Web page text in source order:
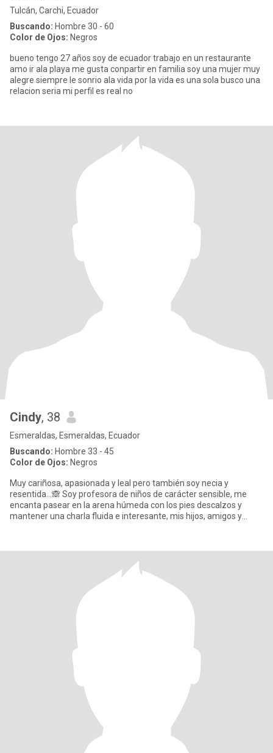
Tulcán, Carchi, Ecuador
Buscando: Hombre 30 - 60
Color de Ojos: Negros
bueno tengo 27 años soy de ecuador trabajo en un restaurante
amo ir ala playa me gusta conpartir en familia soy una mujer muy
alegre siempre le sonrio ala vida por la vida es una sola busco una
relacion seria mi perfil es real no
Cindy, 38
Esmeraldas, Esmeraldas, Ecuador
Buscando: Hombre 33 - 45
Color de Ojos: Negros
Muy cariñosa, apasionada y leal pero también soy necia y
resentida...🙈 Soy profesora de niños de carácter sensible, me
encanta pasear en la arena húmeda con los pies descalzos y
mantener una charla fluida e interesante, mis hijos, amigos y